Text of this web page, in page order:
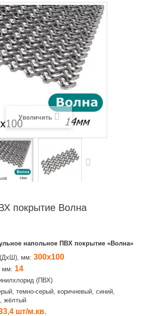
Увеличить
покрытие Волна
напольное ПВХ покрытие «Волна»
мм: 300х100
мм: 14
(ПВХ)
темно-серый, коричневый, синий,
жёлтый
шт/м.кв.